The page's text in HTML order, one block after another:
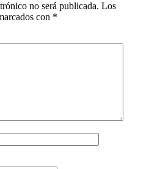
no será publicada. Los
con *